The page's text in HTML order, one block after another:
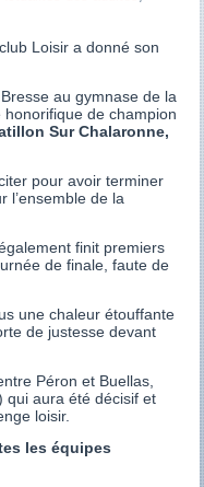
Loisir a donné son
au gymnase de la
de champion
Sur Chalaronne,
pour avoir terminer
l’ensemble de la
finit premiers
de finale, faute de
une chaleur étouffante
de justesse devant
Péron et Buellas,
qui aura été décisif et
loisir.
les équipes